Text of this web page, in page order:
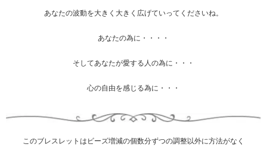
あなたの波動を大きく大きく広げていってくださいね。
あなたの為に・・・・
そしてあなたが愛する人の為に・・・
心の自由を感じる為に・・・
このブレスレットはビーズ増減の個数分ずつの調整以外に方法がなく